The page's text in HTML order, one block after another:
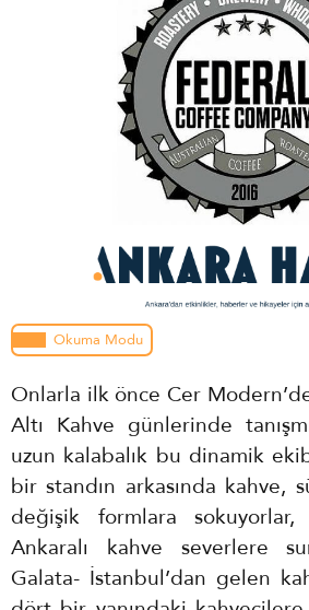
Okuma Modu
Onlarla ilk önce Cer
Altı Kahve günlerinde
uzun kalabalık bu dinamik
bir standın arkasında kahve,
değişik formlara
Ankaralı kahve severlere
Galata- İstanbul’dan gelen